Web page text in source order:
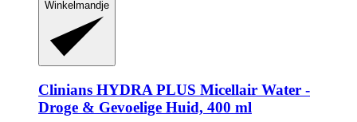
Winkelmandje
Clinians HYDRA PLUS Micellair Water -​
Droge & Gevoelige Huid, 400 ml